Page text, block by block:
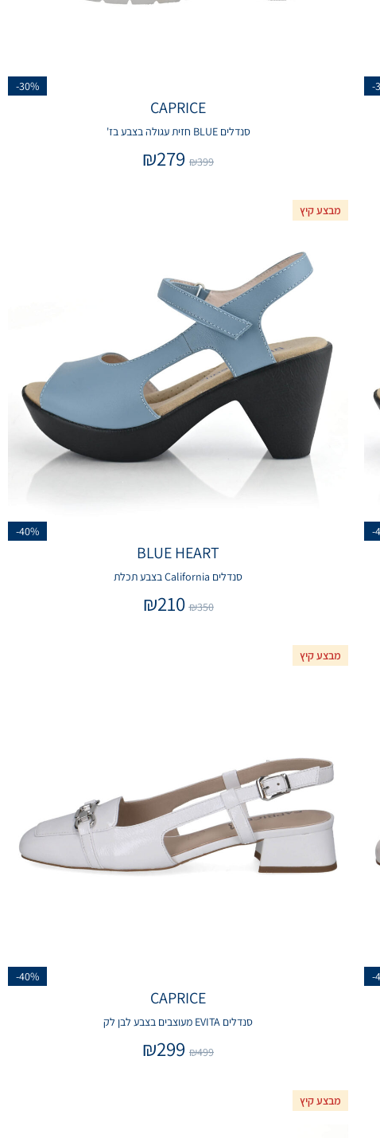
-
-30%
CAPRICE
סנדלים BLUE חזית עגולה בצבע בז'
₪399
₪279
-
מבצע קיץ
-40%
BLUE HEART
סנדלים California בצבע תכלת
₪350
₪210
-
מבצע קיץ
-40%
CAPRICE
סנדלים EVITA מעוצבים בצבע לבן לק
₪499
₪299
מבצע קיץ